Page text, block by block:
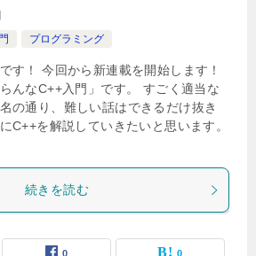
プログラミング
す！ 今回から新連載を開始します！
んなC++入門」です。 すごく適当な
の通り、難しい話はできるだけ抜き
C++を解説していきたいと思います。
続きを読む
0 0